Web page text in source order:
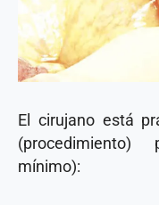
El cirujano está
(procedimiento)
mínimo):